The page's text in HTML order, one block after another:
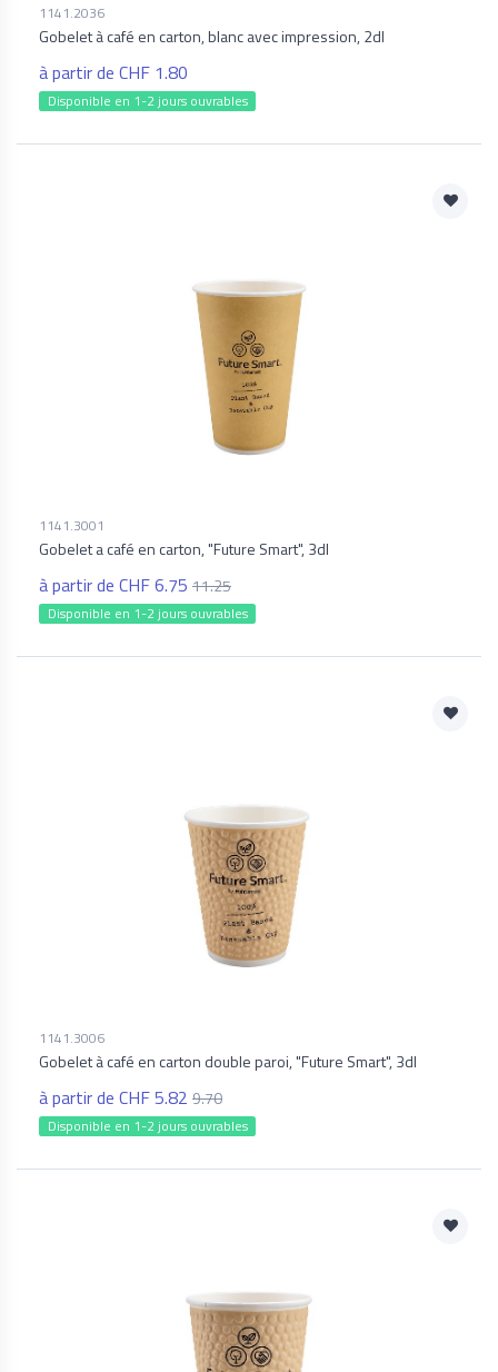
1141.2036
Gobelet à café en carton, blanc avec impression, 2dl
à partir de CHF 1.80
Disponible en 1-2 jours ouvrables
1141.3001
Gobelet a café en carton, "Future Smart", 3dl
à partir de CHF 6.75 11.25
Disponible en 1-2 jours ouvrables
1141.3006
Gobelet à café en carton double paroi, "Future Smart", 3dl
à partir de CHF 5.82 9.70
Disponible en 1-2 jours ouvrables